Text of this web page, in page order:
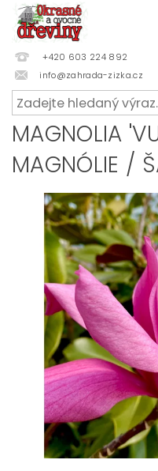
+420 603 224 892
info@zahrada-zizka.cz
MAGNOLIA
MAGNÓLIE /